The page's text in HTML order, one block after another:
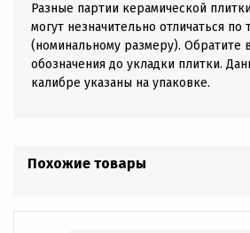
Разные партии керамической
могут незначительно отличаться по
(номинальному размеру). Обратите
обозначения до укладки плитки.
калибре указаны на упаковке.
Похожие товары